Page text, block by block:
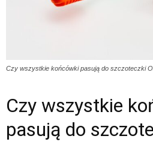
Czy wszystkie końcówki pasują do szczoteczki
Czy wszystkie
pasują do